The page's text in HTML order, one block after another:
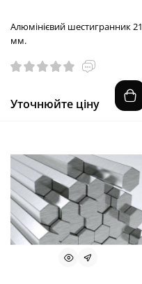
Алюмінієвий шестигранник 21
мм.
Уточнюйте ціну